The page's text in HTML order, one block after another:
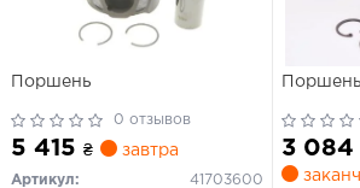
Поршень
0 отзывов
5 415 ₴ завтра
Артикул:
41703600
Поршень
3 084